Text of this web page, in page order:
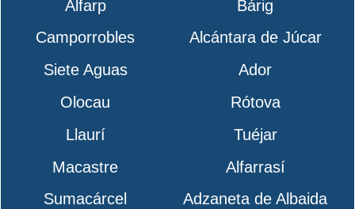
Alfarp
Bárig
Camporrobles
Alcántara de Júcar
Siete Aguas
Ador
Olocau
Rótova
Llaurí
Tuéjar
Macastre
Alfarrasí
Sumacárcel
Adzaneta de Albaida